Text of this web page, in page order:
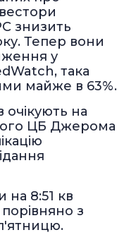
знизить
Тепер вони
у
така
майже в 63%.
очікують на
ЦБ Джерома
на 8:51 кв
порівняно з
п'ятницю.